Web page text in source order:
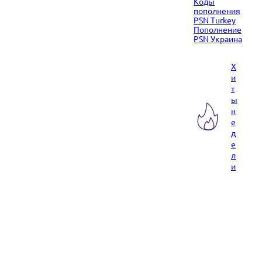
пополнения
PSN Turkey
Пополнение
PSN Украина
Х
и
т
ы
н
е
д
е
л
и